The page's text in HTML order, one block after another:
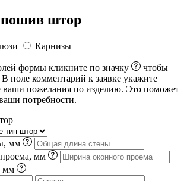
пошив штор
Карнизы
формы кликните по значку
чтобы
В поле комментарий к заявке укажите
пожелания по изделию. Это поможет
потребности.
мм
мм
мм